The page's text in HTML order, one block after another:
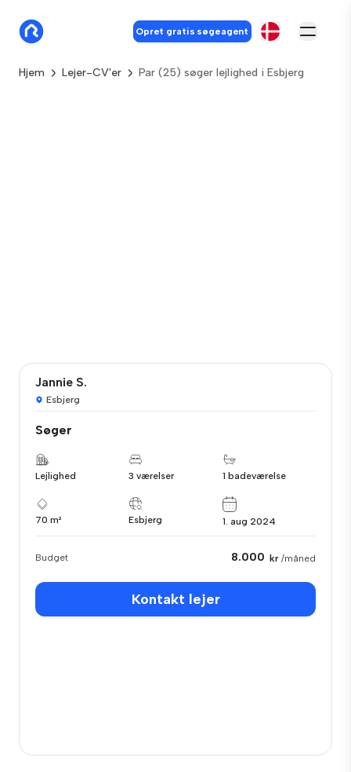
Opret gratis søgeagent
Hjem Lejer-CV'er Par (25) søger lejlighed i Esbjerg
Jannie S.
Esbjerg
Søger
Lejlighed 3 værelser 1 badeværelse
70 m² Esbjerg 1. aug 2024
Budget 8.000 kr /måned
Kontakt lejer